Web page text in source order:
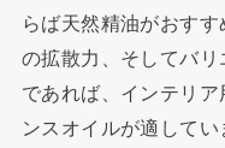
らば天然精油がおす
の拡散力、そしてバ
であれば、インテリ
ンスオイルが適してい